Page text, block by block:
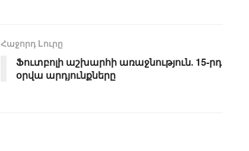
Հաջորդ Lուրը
Ֆուտբոլի աշխարհի առաջնություն․ 15-րդ
օրվա արդյունքները